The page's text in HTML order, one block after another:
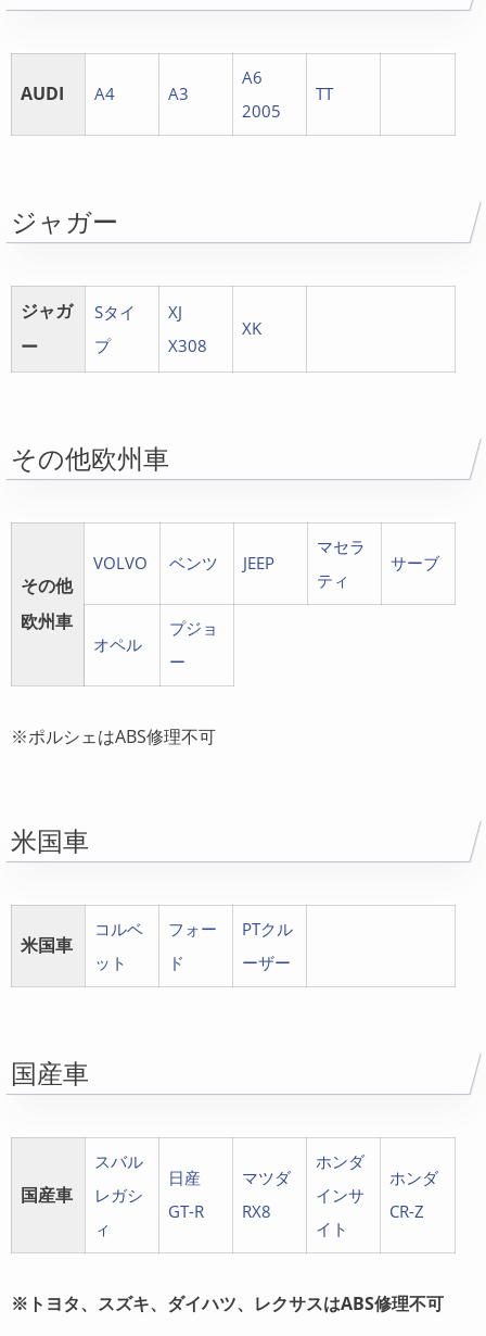
AUDI A4 A3
A6
2005
TT
ジャガー
ジャガ
ー
Sタイ
プ
XJ
X308
XK
その他欧州車
その他
欧州車
VOLVO ベンツ JEEP
マセラ
ティ
サーブ
オペル
プジョ
ー
※ポルシェはABS修理不可
米国車
米国車
コルベ
ット
フォー
ド
PTクル
ーザー
国産車
国産車
スバル
レガシ
ィ
日産
GT-R
マツダ
RX8
ホンダ
インサ
イト
ホンダ
CR-Z
※トヨタ、スズキ、ダイハツ、レクサスはABS修理不可